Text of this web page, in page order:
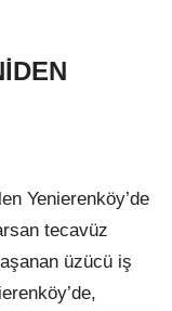
Yenierenköy’de
tecavüz
üzücü iş